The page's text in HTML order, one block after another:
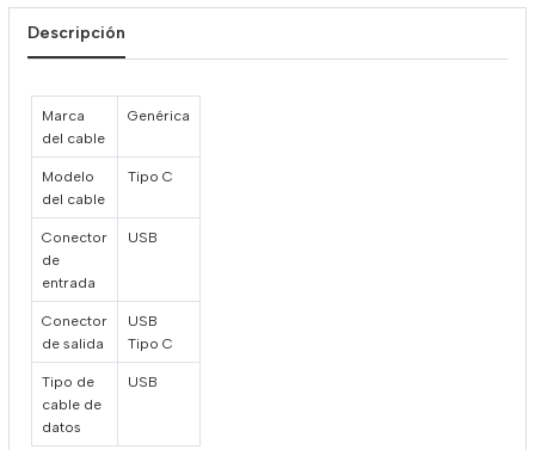
Descripción
Marca
del cable
Genérica
Modelo
del cable
Tipo C
Conector
de
entrada
USB
Conector
de salida
USB
Tipo C
Tipo de
cable de
datos
USB